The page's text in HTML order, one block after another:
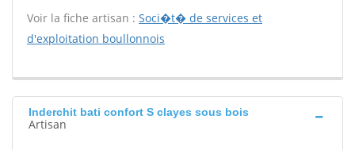
Voir la fiche artisan : Soci�t� de services et
d'exploitation boullonnois
Inderchit bati confort S clayes sous bois
Artisan